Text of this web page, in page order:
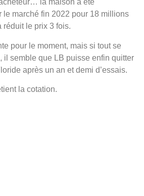
la maison a été
le marché fin 2022 pour 18 millions
réduit le prix 3 fois.
pour le moment, mais si tout se
il semble que LB puisse enfin quitter
après un an et demi d’essais.
la cotation.